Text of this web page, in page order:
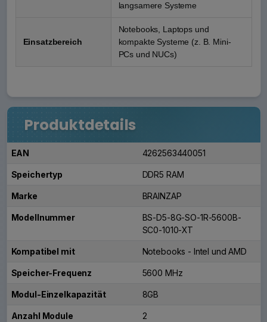
langsamere Systeme
Einsatzbereich
Notebooks, Laptops und
kompakte Systeme (z. B. Mini-
PCs und NUCs)
Produktdetails
EAN 4262563440051
Speichertyp DDR5 RAM
Marke BRAINZAP
Modellnummer
BS-D5-8G-SO-1R-5600B-
SC0-1010-XT
Kompatibel mit Notebooks - Intel und AMD
Speicher-Frequenz 5600 MHz
Modul-Einzelkapazität 8GB
Anzahl Module 2